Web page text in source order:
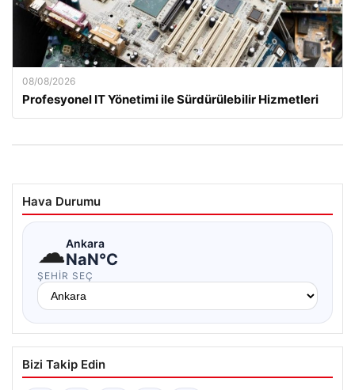
08/08/2026
Profesyonel IT Yönetimi ile Sürdürülebilir Hizmetleri
Hava Durumu
☁Ankara
NaN°C
ŞEHIR SEÇ
Bizi Takip Edin